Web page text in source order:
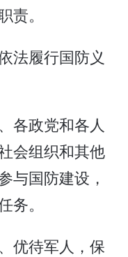
。
法履行国防义
各政党和各人
会组织和其他
与国防建设，
务。
优待军人，保